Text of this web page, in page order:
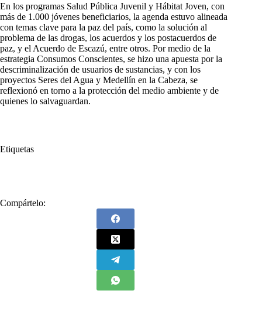
En los programas Salud Pública Juvenil y Hábitat Joven, con
más de 1.000 jóvenes beneficiarios, la agenda estuvo alineada
con temas clave para la paz del país, como la solución al
problema de las drogas, los acuerdos y los postacuerdos de
paz, y el Acuerdo de Escazú, entre otros. Por medio de la
estrategia Consumos Conscientes, se hizo una apuesta por la
descriminalización de usuarios de sustancias, y con los
proyectos Seres del Agua y Medellín en la Cabeza, se
reflexionó en torno a la protección del medio ambiente y de
quienes lo salvaguardan.
Etiquetas
Compártelo: